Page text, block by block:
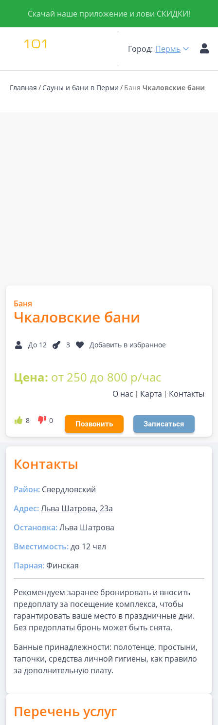
Скачай наше приложение и лови СКИДКИ!
Город: Пермь
Главная Сауны и бани в Перми Баня Чкаловские бани
Баня
Чкаловские бани
До 12 3 Добавить в избранное
Цена: от 250 до 800 р/час
О нас Карта Контакты
8 0 Позвонить Записаться
Контакты
Район: Свердловский
Адрес:Льва Шатрова, 23а
Остановка:Льва Шатрова
Вместимость:до 12 чел
Парная:Финская
Рекомендуем заранее бронировать и вносить
предоплату за посещение комплекса, чтобы
гарантировать ваше место в праздничные дни.
Без предоплаты бронь может быть снята.
Банные принадлежности: полотенце, простыни,
тапочки, средства личной гигиены, как правило
за дополнительную плату.
Перечень услуг